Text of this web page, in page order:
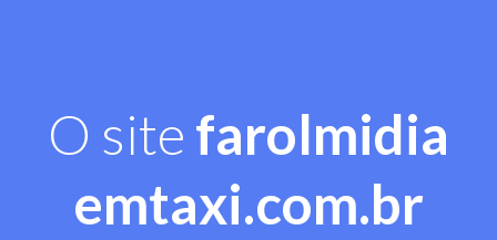
O site farolmidia
emtaxi.com.br